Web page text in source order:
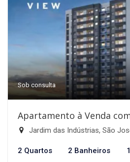
Sob consulta
Apartamento à Venda
Jardim das Indústrias, São
2 Quartos 2 Banheiros